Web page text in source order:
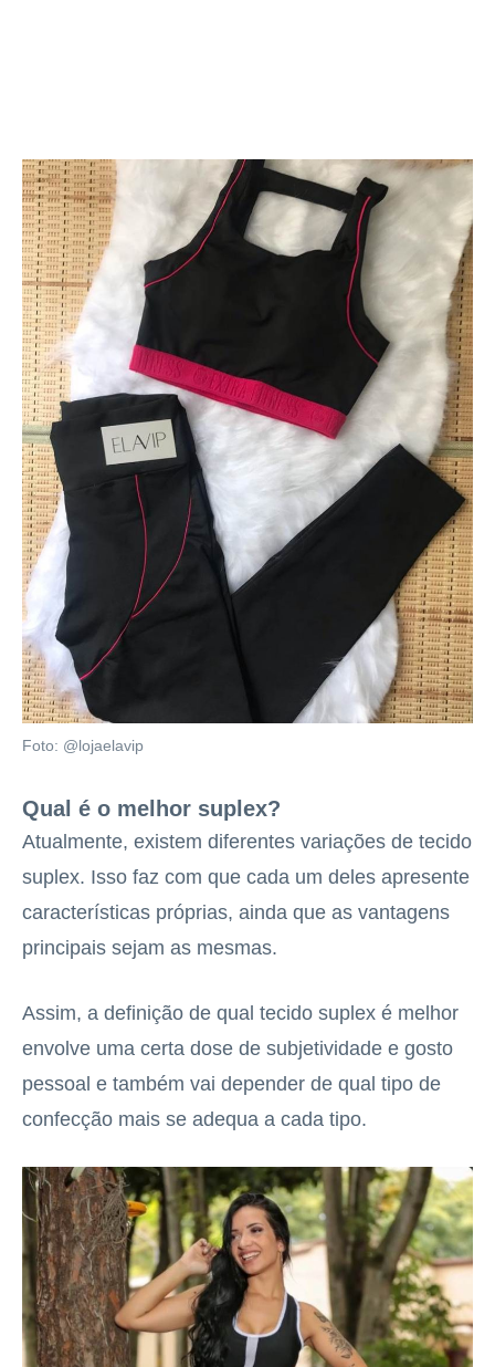
Foto: @lojaelavip
Qual é o melhor suplex?
Atualmente, existem diferentes variações de tecido
suplex. Isso faz com que cada um deles apresente
características próprias, ainda que as vantagens
principais sejam as mesmas.
Assim, a definição de qual tecido suplex é melhor
envolve uma certa dose de subjetividade e gosto
pessoal e também vai depender de qual tipo de
confecção mais se adequa a cada tipo.